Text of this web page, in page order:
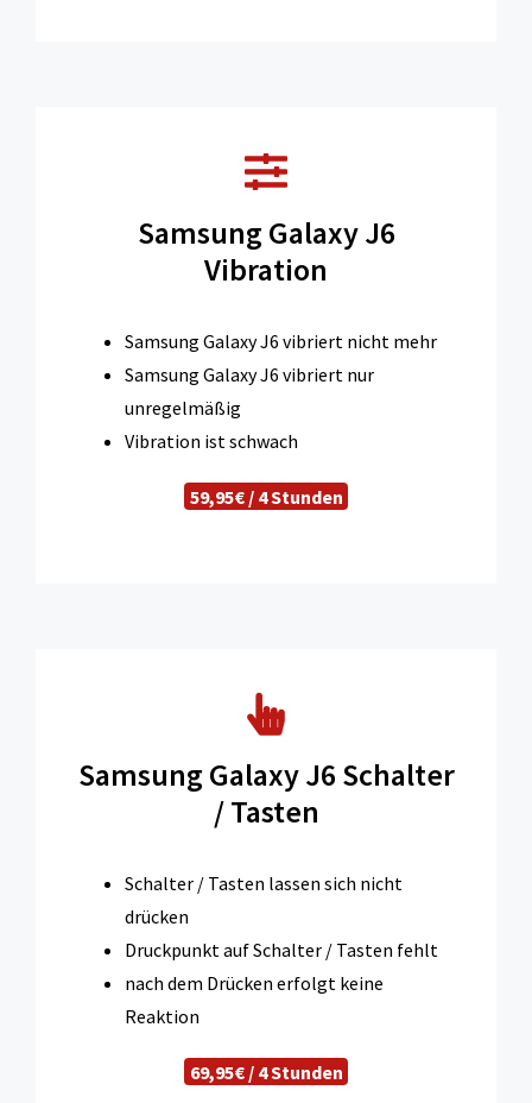
Samsung Galaxy J6
Vibration
Samsung Galaxy J6 vibriert nicht mehr
Samsung Galaxy J6 vibriert nur
unregelmäßig
Vibration ist schwach
59,95€ / 4 Stunden
Samsung Galaxy J6 Schalter
/ Tasten
Schalter / Tasten lassen sich nicht
drücken
Druckpunkt auf Schalter / Tasten fehlt
nach dem Drücken erfolgt keine
Reaktion
69,95€ / 4 Stunden